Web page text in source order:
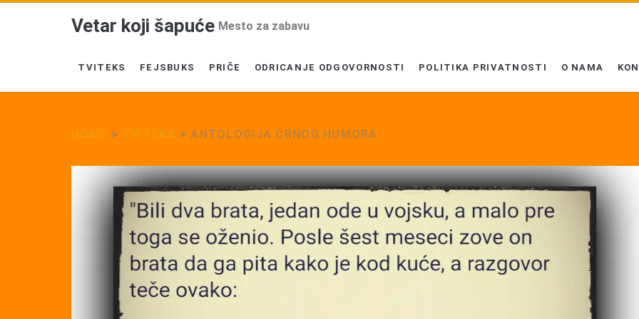
Vetar koji šapuće Mesto za zabavu
TVITEKS FEJSBUKS PRIČE ODRICANJE ODGOVORNOSTI POLITIKA PRIVATNOSTI O NAMA
> >ANTOLOGIJA CRNOG HUMORA